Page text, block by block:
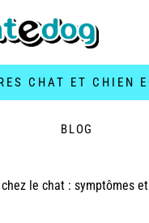
CHAT ET CHIEN
BLOG
le chat : symptômes